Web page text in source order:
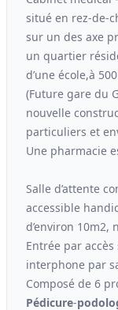
situé en rez-de-
sur un des axe
un quartier
d’une école,à
(Future gare du
nouvelle
particuliers et
Une pharmacie
Salle d’attente
accessible
d’environ 10m2,
Entrée par
interphone par
Composé de 6
Pédicure-